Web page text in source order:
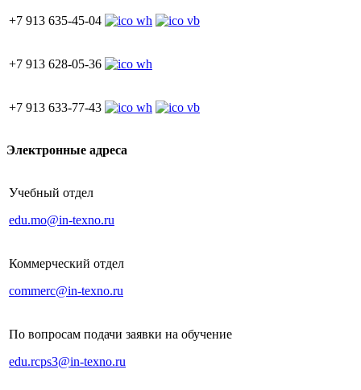
+7 913 635-45-04
+7 913 628-05-36
+7 913 633-77-43
Электронные адреса
Учебный отдел
edu.mo@in-texno.ru
Коммерческий отдел
commerc@in-texno.ru
По вопросам подачи заявки на обучение
edu.rcps3@in-texno.ru